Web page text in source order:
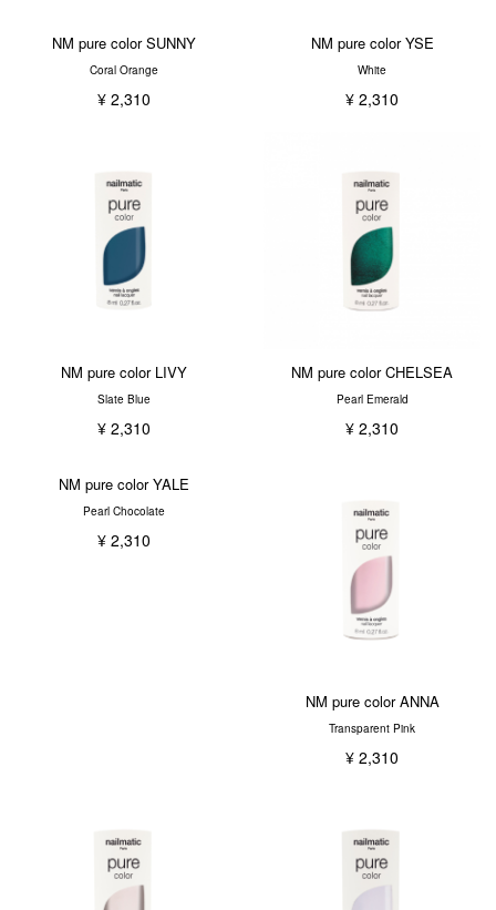
NM pure color SUNNY
Coral Orange
¥ 2,310
NM pure color YSE
White
¥ 2,310
NM pure color LIVY
Slate Blue
¥ 2,310
NM pure color CHELSEA
Pearl Emerald
¥ 2,310
NM pure color YALE
Pearl Chocolate
¥ 2,310
NM pure color ANNA
Transparent Pink
¥ 2,310